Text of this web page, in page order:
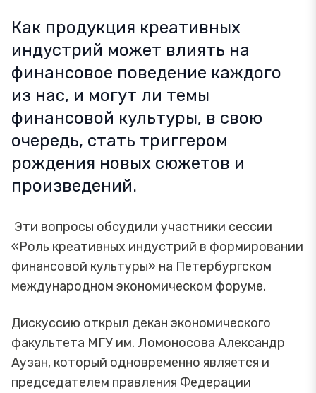
Как продукция креативных
индустрий может влиять на
финансовое поведение каждого
из нас, и могут ли темы
финансовой культуры, в свою
очередь, стать триггером
рождения новых сюжетов и
произведений.
Эти вопросы обсудили участники сессии
«Роль креативных индустрий в формировании
финансовой культуры» на Петербургском
международном экономическом форуме.
Дискуссию открыл декан экономического
факультета МГУ им. Ломоносова Александр
Аузан, который одновременно является и
председателем правления Федерации